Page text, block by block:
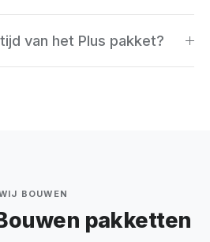
van producten, klanten en
van het Plus pakket?
BOUWEN
pakketten